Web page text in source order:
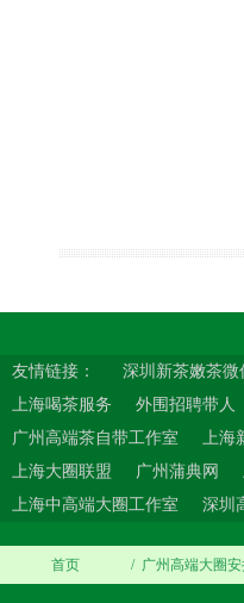
友情链接： 深圳新茶嫩茶微
上海喝茶服务
外围招聘带人
广州高端茶自带工作室
上海
上海大圈联盟
广州蒲典网
上海中高端大圈工作室
深圳
首页 广州高端大圈安
/